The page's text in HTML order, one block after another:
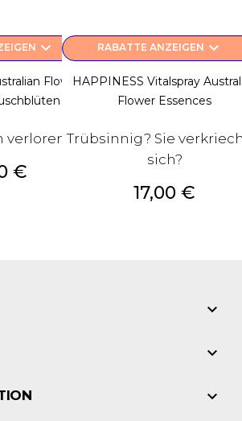
keyboard_arrow_down
Flower
verloren?
€
RABATTE ANZEIGEN keyboard_arrow_down
HAPPINESS Vitalspray
Flower Essences
Trübsinnig? Sie
sich?
Preis
17,00 €


